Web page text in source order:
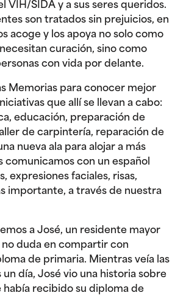
VIH/SIDA y a sus seres queridos.
son tratados sin prejuicios, en
acoge y los apoya no solo como
curación, sino como
con vida por delante.
Memorias para conocer mejor
que allí se llevan a cabo:
educación, preparación de
de carpintería, reparación de
nueva ala para alojar a más
comunicamos con un español
expresiones faciales, risas,
importante, a través de nuestra
a José, un residente mayor
duda en compartir con
de primaria. Mientras veía las
un día, José vio una historia sobre
había recibido su diploma de